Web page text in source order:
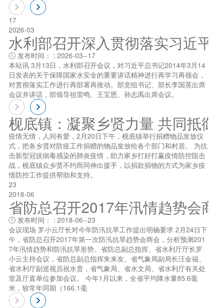
17
2026-03
水利部召开深入贯彻落实习近
发布时间： : 2026-03--17
本站讯 3月13日，水利部召开会议，对习近平总书记2014年3月14
日发表的关于保障国家水安全的重要讲话精神进行再学习再领会，
对贯彻落实工作进行再部署再推动。部党组书记、部长李国英出席
会议并讲话，部领导祖雷鸣、王宝恩、孙志禹出席会议。
枧底镇：凝聚乡贤力量 共同抵
疫情无情，人间有爱，2月20日下午，枧底镇举行捐赠物品发放仪
式，把各乡贤对防疫工作捐赠的物品发放给各个部门和村居。 为抗
击新型冠状病毒感染的肺炎疫情，助力家乡打好打赢疫情防控阻击
战，枧底镇众乡贤不约而同伸出援手，以捐款捐物的方式为家乡疫
情防控工作提供帮助和支持。
23
2018-06
省防总召开2017年汛情趋势会
发布时间： : 2018-06--23
会议现场 罗小云厅长对今年防汛抗旱工作提出明确要求 2月24日下
午，省防总召开2017年第一次防汛抗旱趋势会商会，分析预测201
7年汛情趋势和防汛抗旱形势。省防总副总指挥、省水利厅厅长罗
小云主持会议，省防总副总指挥朱来友、省气象局副局长汪金福、
省水利厅副巡视员祝水贵，省气象局、省水文局、省水利厅有关处
室及厅直单位参加会议。 今年1月以来，全省平均降水量85.6毫
米，较常年同期（166.1毫